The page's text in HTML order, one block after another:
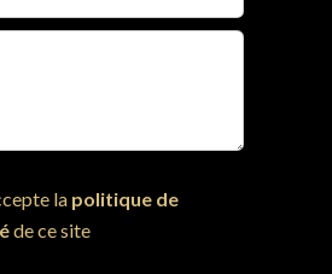
la politique de
de ce site